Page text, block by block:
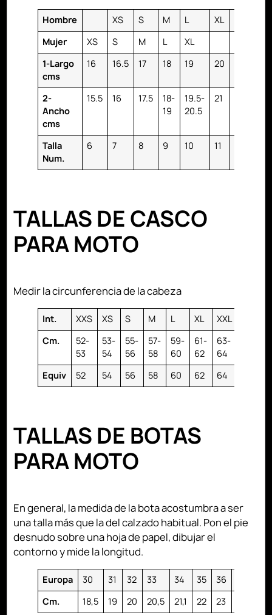
Hombre XS S M L XL
Mujer
XS S M L
XL
1-Largo
cms
16 16.5 17 18 19 20
2-
Ancho
cms
15.5 16 17.5
18-
19
19.5-
20.5
21
Talla
Num.
6 7 8 9 10 11
TALLAS DE CASCO
PARA MOTO
Medir la circunferencia de la cabeza
Int. XXS XS S M L XL XXL
Cm.
52-
53
53-
54
55-
56
57-
58
59-
60
61-
62
63-
64
Equiv
52 54 56 58 60 62 64
TALLAS DE BOTAS
PARA MOTO
En general, la medida de la bota acostumbra a ser
una talla más que la del calzado habitual. Pon el pie
desnudo sobre una hoja de papel, dibujar el
contorno y mide la longitud.
Europa 30 31 32 33 34 35 36
Cm.
18,5 19 20 20,5 21,1 22 23